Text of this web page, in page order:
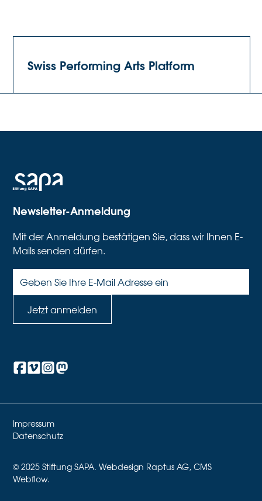
Swiss Performing Arts Platform
Newsletter-Anmeldung
Mit der Anmeldung bestätigen Sie, dass wir Ihnen E-
Mails senden dürfen.
© 2025 Stiftung SAPA. Webdesign Raptus AG, CMS
Webflow.
Impressum
Datenschutz